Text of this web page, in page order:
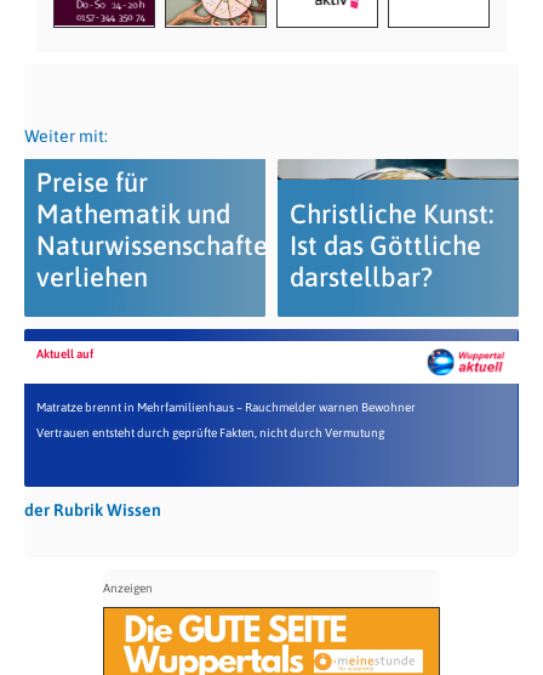
Weiter mit:
Preise für
Mathematik und
Naturwissenschaften
verliehen
Christliche Kunst:
Ist das Göttliche
darstellbar?
Aktuell auf
Matratze brennt in Mehrfamilienhaus – Rauchmelder warnen Bewohner
Vertrauen entsteht durch geprüfte Fakten, nicht durch Vermutung
der Rubrik Wissen